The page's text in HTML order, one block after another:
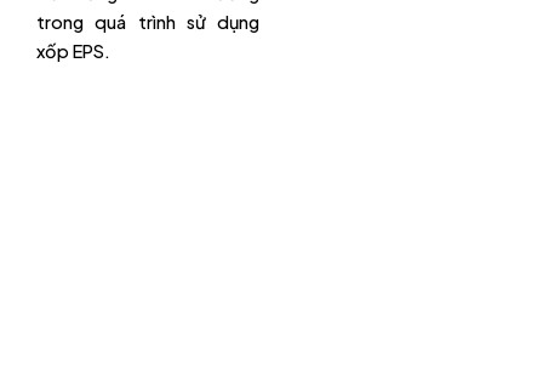
trong quá trình sử dụng
xốp EPS.